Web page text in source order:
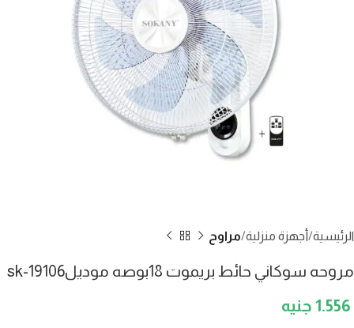
الرئيسية أجهزة منزلية مراوح
مروحه سوكاني حائط بريموت 18بوصه موديلsk-19106
1.556